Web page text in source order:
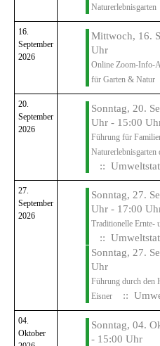
Naturerlebnisgarten
16.
September
2026
Mittwoch, 16.
Uhr
Online Zoom-Info-
für Garten & Natur
20.
September
2026
Sonntag, 20.
Uhr - 15:00
Führung für
Naturerlebnisgarten
::
27.
September
2026
Sonntag, 27.
Uhr - 17:00
Traditionelle Ernte-
::
Sonntag, 27.
Uhr
Führung durch den
Eisner
::
04.
Oktober
Sonntag, 04.
- 15:00 Uhr